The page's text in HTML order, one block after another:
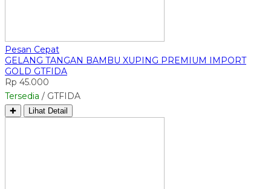
Pesan Cepat
GELANG TANGAN BAMBU XUPING PREMIUM IMPORT
GOLD GTFIDA
Rp 45.000
Tersedia / GTFIDA
✚ Lihat Detail